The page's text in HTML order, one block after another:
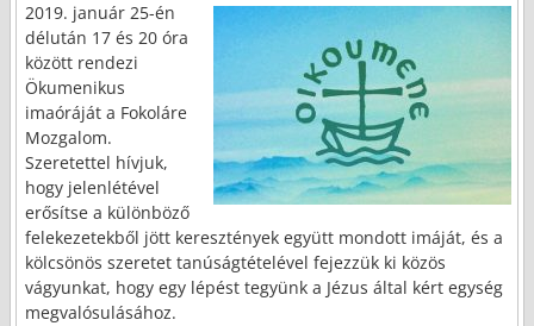
2019. január 25-én
délután 17 és 20 óra
között rendezi
Ökumenikus
imaóráját a Fokoláre
Mozgalom.
Szeretettel hívjuk,
hogy jelenlétével
erősítse a különböző
felekezetekből jött keresztények együtt mondott imáját, és a
kölcsönös szeretet tanúságtételével fejezzük ki közös
vágyunkat, hogy egy lépést tegyünk a Jézus által kért egység
megvalósulásához.